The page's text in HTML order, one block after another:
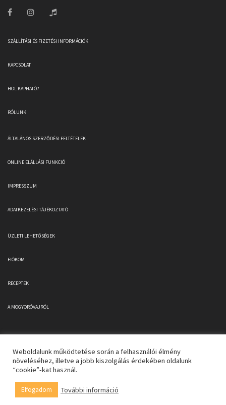
SZÁLLÍTÁSI ÉS FIZETÉSI INFORMÁCIÓK
KAPCSOLAT
HOL KAPHATÓ?
RÓLUNK
ÁLTALÁNOS SZERZŐDÉSI FELTÉTELEK
ONLINE ELÁLLÁSI FUNKCIÓ
IMPRESSZUM
ADATKEZELÉSI TÁJÉKOZTATÓ
ÜZLETI LEHETŐSÉGEK
FIÓKOM
RECEPTEK
A MOGYORÓVAJRÓL
Copyright 2026 © Valentine's Mogyoróvaj
Weboldalunk működtetése során a felhasználói élmény
növeléséhez, illetve a jobb kiszolgálás érdekében oldalunk
“cookie”-kat használ.
Elfogadom További információ